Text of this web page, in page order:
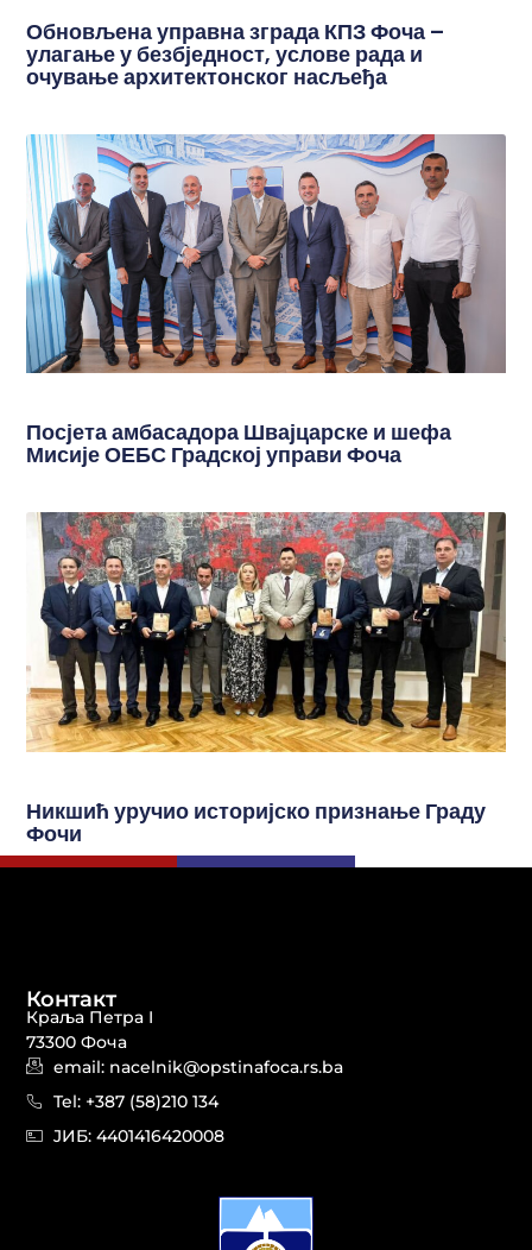
Обновљена управна зграда КПЗ Фоча –
улагање у безбједност, услове рада и
очување архитектонског насљеђа
Посјета амбасадора Швајцарске и шефа
Мисије ОЕБС Градској управи Фоча
Никшић уручио историјско признање Граду
Фочи
Контакт
Краља Петра I
73300 Фоча
email: nacelnik@opstinafoca.rs.ba
Tel: +387 (58)210 134
JИБ: 44014164​20008